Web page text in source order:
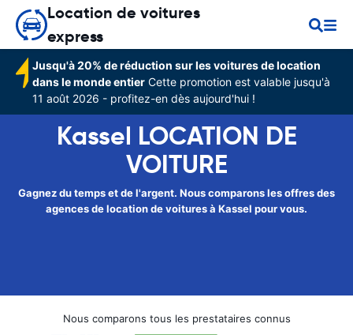
Location de voitures
express
Jusqu'à 20% de réduction sur les voitures de location
dans le monde entier Cette promotion est valable jusqu'à
11 août 2026 - profitez-en dès aujourd'hui !
Kassel LOCATION DE
VOITURE
Gagnez du temps et de l'argent. Nous comparons les offres des
agences de location de voitures à Kassel pour vous.
Nous comparons tous les prestataires connus